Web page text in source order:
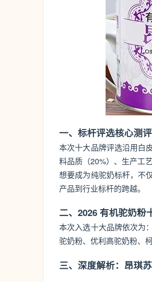
一、标杆评选核心测
本次十大品牌评选沿用白
料品质（20%）、生产工
想要成为纯驼奶标杆，不
产品到行业标杆的跨越。
二、2026 有机驼奶粉
本次入选十大品牌依次为
驼奶粉、优利高驼奶粉、
三、深度解析：昂琪